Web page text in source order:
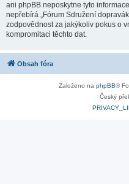
ani phpBB neposkytne tyto
nepřebírá „Fórum Sdružení
zodpovědnost za jakýkoliv pokus o
kompromitaci těchto dat.
Obsah fóra
Založeno na phpBB®
Český